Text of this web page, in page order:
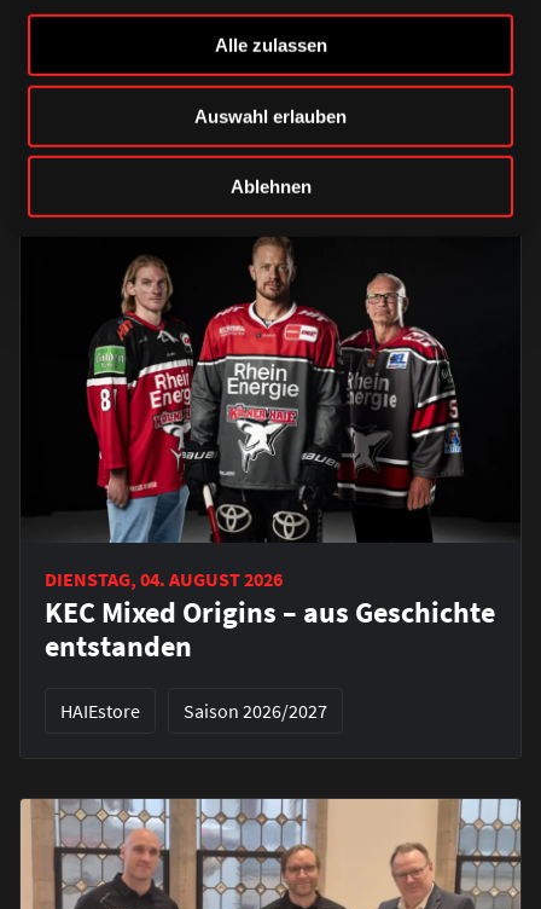
Alle zulassen
Auswahl erlauben
Ablehnen
Erinnerungen vereint – unser
Heimtrikot 2026/2027
Saison 2026/2027
DIENSTAG, 04. AUGUST 2026
KEC Mixed Origins – aus Geschichte
entstanden
HAIEstore Saison 2026/2027